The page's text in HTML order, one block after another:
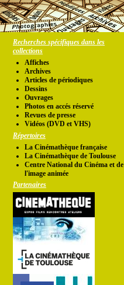
Recherches spécifiques dans les
collections
Affiches
Archives
Articles de périodiques
Dessins
Ouvrages
Photos en accés réservé
Revues de presse
Vidéos (DVD et VHS)
Répertoires
La Cinémathèque française
La Cinémathèque de Toulouse
Centre National du Cinéma et de
l'image animée
Partenaires